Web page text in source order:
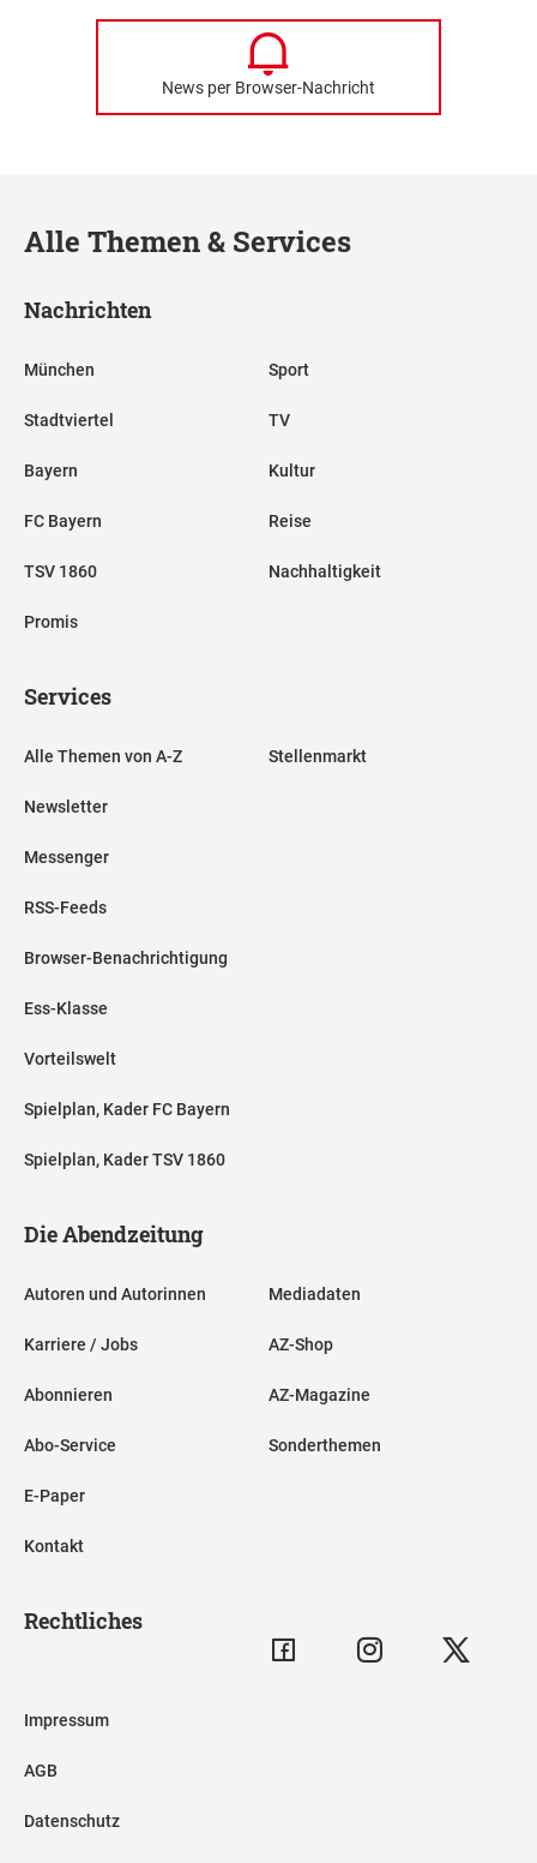
News per Browser-Nachricht
Alle Themen & Services
Nachrichten
München
Stadtviertel
Bayern
FC Bayern
TSV 1860
Promis
Sport
TV
Kultur
Reise
Nachhaltigkeit
Services
Alle Themen von A-Z
Newsletter
Messenger
RSS-Feeds
Browser-Benachrichtigung
Ess-Klasse
Vorteilswelt
Spielplan, Kader FC Bayern
Spielplan, Kader TSV 1860
Stellenmarkt
Die Abendzeitung
Autoren und Autorinnen
Karriere / Jobs
Abonnieren
Abo-Service
E-Paper
Kontakt
Mediadaten
AZ-Shop
AZ-Magazine
Sonderthemen
Rechtliches
Impressum
AGB
Datenschutz